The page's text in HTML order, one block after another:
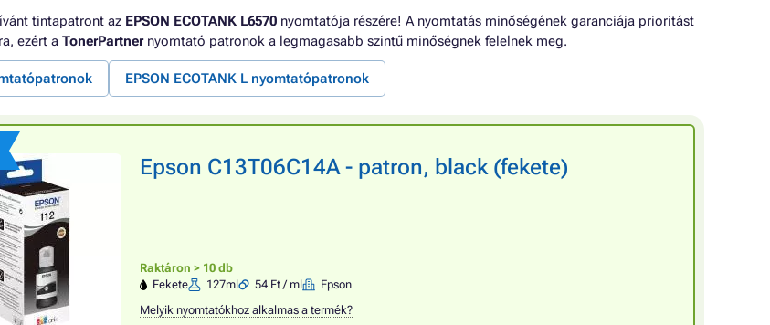
tintapatront az EPSON ECOTANK L6570 nyomtatója részére! A nyomtatás minőségének garanciája prioritást
ezért a TonerPartnernyomtató patronok a legmagasabb szintű minőségnek felelnek meg.
EPSON ECOTANK L nyomtatópatronok
Epson C13T06C14A - patron, black (fekete)
Raktáron > 10 db
Fekete
127ml 54 Ft / ml
Epson
Melyik nyomtatókhoz alkalmas a termék?